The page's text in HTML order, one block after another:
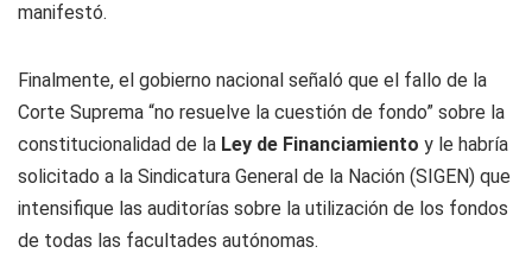
manifestó.
Finalmente, el gobierno nacional señaló que el fallo de la
Corte Suprema “no resuelve la cuestión de fondo” sobre la
constitucionalidad de la Ley de Financiamiento y le habría
solicitado a la Sindicatura General de la Nación (SIGEN) que
intensifique las auditorías sobre la utilización de los fondos
de todas las facultades autónomas.